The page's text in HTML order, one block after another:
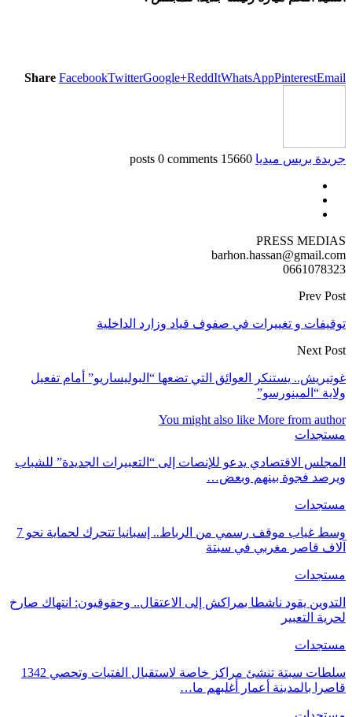
Share FacebookTwitterGoogle+ReddItWhatsAppPinterestEmail
جريدة بريس ميديا 15660 posts
0 comments
PRESS MEDIAS
barhon.hassan@gmail.com
0661078323
Prev Post
توقيفات و تغييرات في صفوف قياد وزارد الداخلية
Next Post
غوتيريش.. يستنكر العوائق التي تضعها “البوليساريو” أمام تفعيل
ولاية “المينورسو”
You might also like More from author
مستجدات
المجلس الاقتصادي يدعو للإنصات إلى “التعبيرات الجديدة” للشباب
ويرصد فجوة بينهم وبعض…
مستجدات
وسط غياب موقف رسمي من الرباط.. إسبانيا تتحرك لحماية نحو 7
آلاف قاصر مغربي في سبتة
مستجدات
التدوين يقود ناشطا بمراكش إلى الاعتقال.. وحقوقيون: انتهاك صارخ
لحرية التعبير
مستجدات
سلطات سبتة تنشئ مراكز خاصة لاستقبال الفتيات وتحصي 1342
قاصرا بالمدينة أعمار أغلبهم ما…